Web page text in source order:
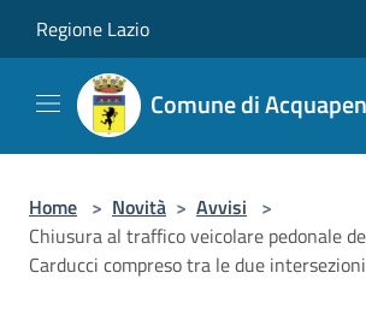
Regione Lazio
Comune di
Home > Novità > Avvisi >
Chiusura al traffico veicolare pedonale
Carducci compreso tra le due